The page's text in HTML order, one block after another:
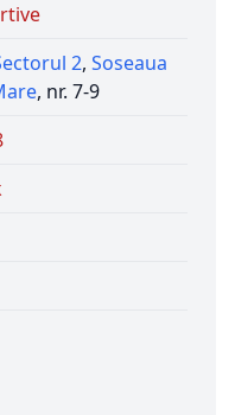
2, Soseaua
, nr. 7-9